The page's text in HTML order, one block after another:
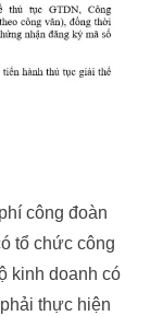
công đoàn
tổ chức công
kinh doanh có
thực hiện